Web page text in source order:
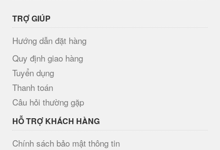
TRỢ GIÚP
Hướng dẫn đặt hàng
Quy định giao hàng
Tuyển dụng
Thanh toán
Câu hỏi thường gặp
HỖ TRỢ KHÁCH HÀNG
Chính sách bảo mật thông tin